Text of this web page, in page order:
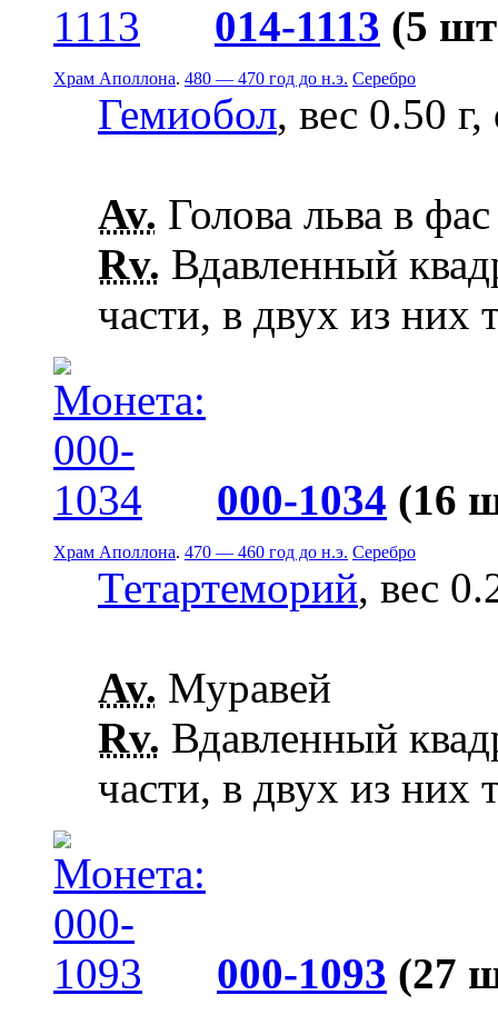
014-1113 (5
Храм Аполлона. 480 — 470 год до н.э. Серебро
Гемиобол, вес 0.50
Av. Голова льва в фас
Rv. Вдавленный
части, в двух из них
000-1034 (16
Храм Аполлона. 470 — 460 год до н.э. Серебро
Тетартеморий, вес
Av. Муравей
Rv. Вдавленный
части, в двух из них
000-1093 (27